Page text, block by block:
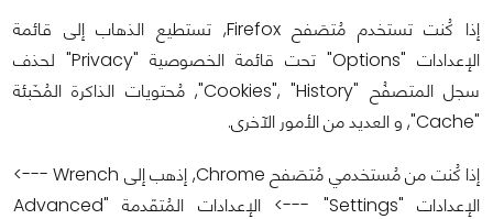
إذا كُنت تستخدم مُتصَفح Firefox, تستطيع الذهاب إلى قائمة
الإعدادات "Options" تحت قائمة الخصوصية "Privacy" لحذف
سجل المتصفُح "Cookies", "History", مُحتويات الذاكرة المُخَبئة
"Cache", و العديد من الأمور الآخرى.
إذا كُنت من مُستخدمي مُتصَفح Chrome, إذهب إلى Wrench --->
الإعدادات "Settings" ---> الإعدادات المُتقَدمة "Advanced